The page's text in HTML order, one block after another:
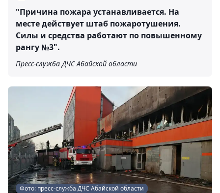
"Причина пожара устанавливается. На
месте действует штаб пожаротушения.
Силы и средства работают по повышенному
рангу №3".
Пресс-служба ДЧС Абайской области
Фото: пресс-служба ДЧС Абайской области